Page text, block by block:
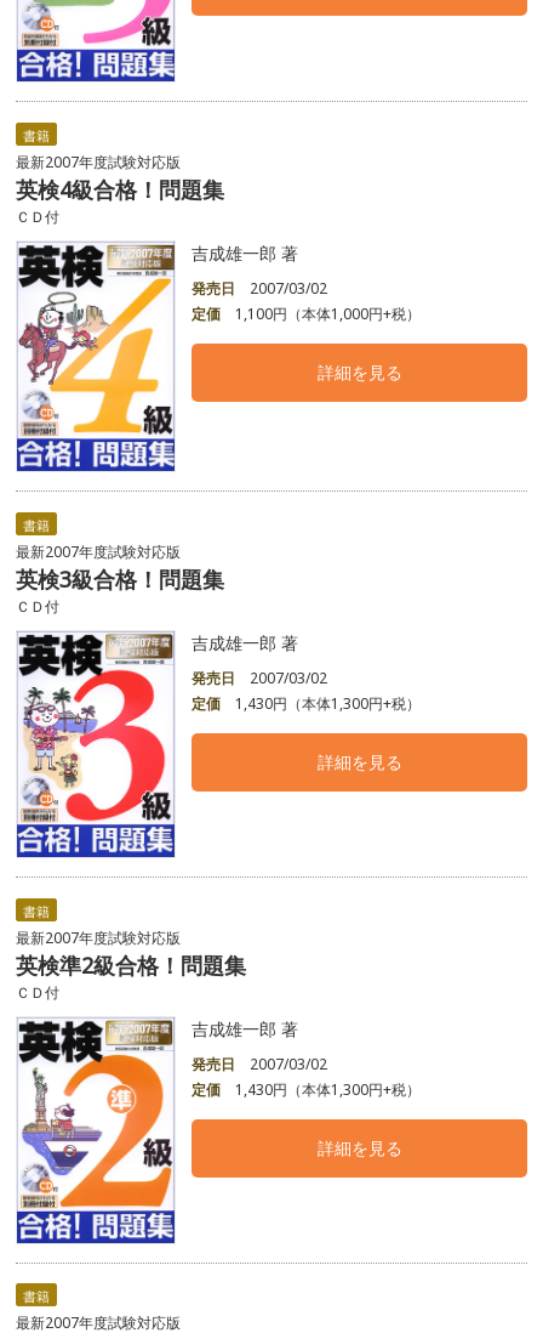
書籍
最新2007年度試験対応版
英検4級合格！問題集
ＣＤ付
吉成雄一郎 著
発売日
2007/03/02
定価
1,100円（本体1,000円+税）
詳細を見る
書籍
最新2007年度試験対応版
英検3級合格！問題集
ＣＤ付
吉成雄一郎 著
発売日
2007/03/02
定価
1,430円（本体1,300円+税）
詳細を見る
書籍
最新2007年度試験対応版
英検準2級合格！問題集
ＣＤ付
吉成雄一郎 著
発売日
2007/03/02
定価
1,430円（本体1,300円+税）
詳細を見る
書籍
最新2007年度試験対応版